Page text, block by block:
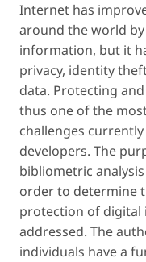
Internet has
around the world
information, but it
privacy, identity
data. Protecting
thus one of the
challenges
developers. The
bibliometric
order to determine
protection of digital
addressed. The
individuals have a